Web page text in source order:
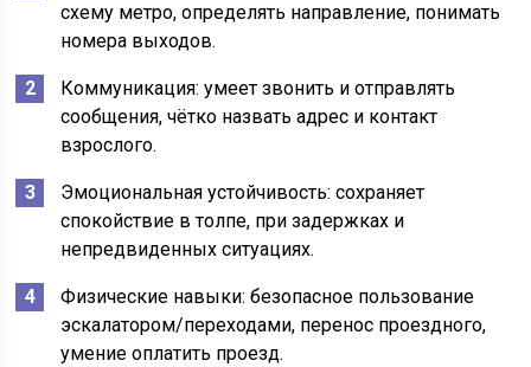
схему метро, определять направление, понимать
номера выходов.
Коммуникация: умеет звонить и отправлять
сообщения, чётко назвать адрес и контакт
взрослого.
Эмоциональная устойчивость: сохраняет
спокойствие в толпе, при задержках и
непредвиденных ситуациях.
Физические навыки: безопасное пользование
эскалатором/переходами, перенос проездного,
умение оплатить проезд.